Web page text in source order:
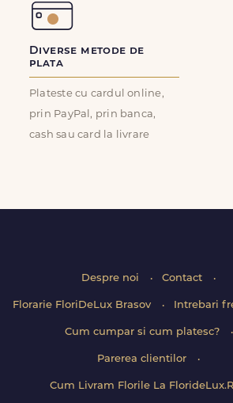
Diverse metode de
plata
Plateste cu cardul online,
prin PayPal, prin banca,
cash sau card la livrare
Despre noi Contact
Florarie FloriDeLux Brasov Intrebari
Cum cumpar si cum platesc?
Parerea clientilor
Cum Livram Florile La